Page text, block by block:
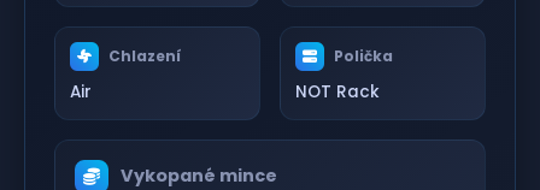
Chlazení
Air
Polička
NOT Rack
Vykopané mince